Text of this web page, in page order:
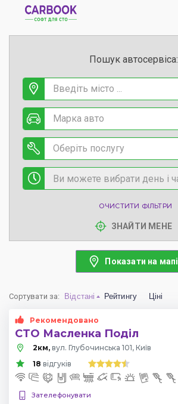
Пошук автосервіса:
Введіть місто ...
Марка авто
Оберіть послугу
ОЧИСТИТИ ФІЛЬТРИ
ЗНАЙТИ МЕНЕ
Показати на мапі
Сортувати за: Відстані Рейтингу Ціні
Рекомендовано
СТО Масленка Поділ
2км, вул. Глубочинська 101, Київ
18 відгуків
Зателефонувати